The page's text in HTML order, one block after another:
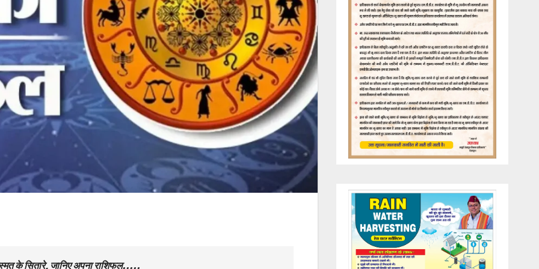
के सितारे, जानिए अपना राशिफल…..